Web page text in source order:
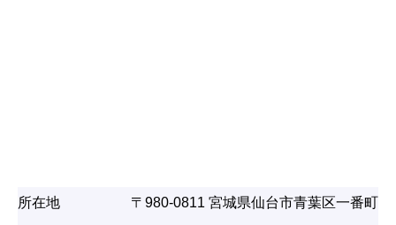
所在地 〒980-0811 宮城県仙台市青葉区一番町